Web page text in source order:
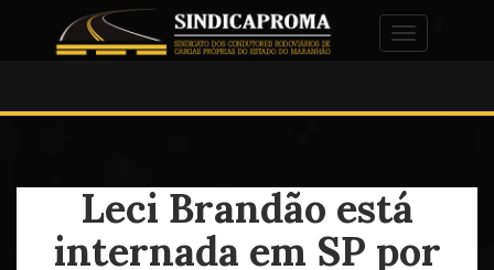
Alternar
Leci Brandão está
internada em SP por